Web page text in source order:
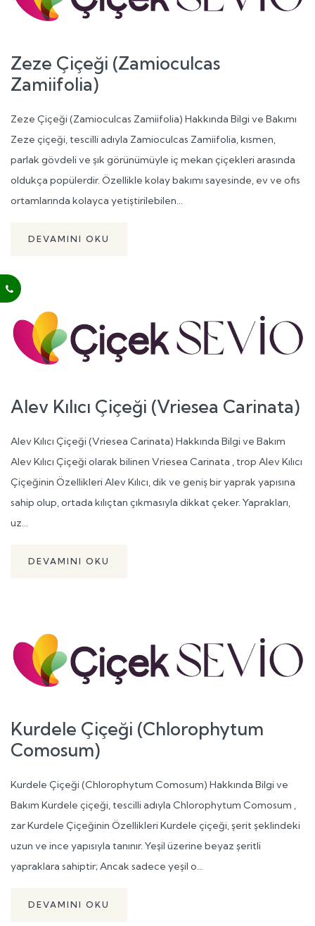
Zeze Çiçeği (Zamioculcas
Zamiifolia)
Zeze Çiçeği (Zamioculcas Zamiifolia) Hakkında Bilgi ve Bakımı
Zeze çiçeği, tescilli adıyla Zamioculcas Zamiifolia, kısmen,
parlak gövdeli ve şık görünümüyle iç mekan çiçekleri arasında
oldukça popülerdir. Özellikle kolay bakımı sayesinde, ev ve ofis
ortamlarında kolayca yetiştirilebilen...
DEVAMINI OKU
Alev Kılıcı Çiçeği (Vriesea Carinata)
Alev Kılıcı Çiçeği (Vriesea Carinata) Hakkında Bilgi ve Bakım
Alev Kılıcı Çiçeği olarak bilinen Vriesea Carinata , trop Alev Kılıcı
Çiçeğinin Özellikleri Alev Kılıcı, dik ve geniş bir yaprak yapısına
sahip olup, ortada kılıçtan çıkmasıyla dikkat çeker. Yaprakları,
uz...
DEVAMINI OKU
Kurdele Çiçeği (Chlorophytum
Comosum)
Kurdele Çiçeği (Chlorophytum Comosum) Hakkında Bilgi ve
Bakım Kurdele çiçeği, tescilli adıyla Chlorophytum Comosum ,
zar Kurdele Çiçeğinin Özellikleri Kurdele çiçeği, şerit şeklindeki
uzun ve ince yapısıyla tanınır. Yeşil üzerine beyaz şeritli
yapraklara sahiptir; Ancak sadece yeşil o...
DEVAMINI OKU